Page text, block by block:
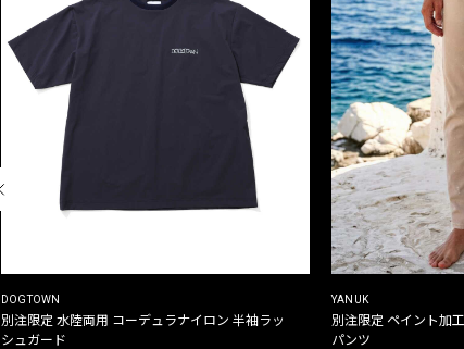
DOGTOWN
別注限定 水陸両用 コーデュラナイロン 半袖ラッ
シュガード
YANUK
別注限定 ペイント加
パンツ